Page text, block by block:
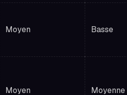
Moyen Basse
Moyen Moyenne